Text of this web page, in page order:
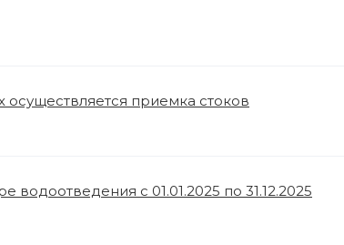
приемка стоков
с 01.01.2025 по 31.12.2025